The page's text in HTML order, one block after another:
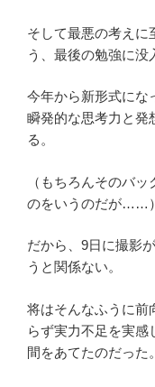
そして最悪の考えに
う、最後の勉強に没
今年から新形式にな
瞬発的な思考力と発
る。
（もちろんそのバ
のをいうのだが……）
だから、9日に撮影
うと関係ない。
将はそんなふうに前
らず実力不足を実
間をあてたのだった。